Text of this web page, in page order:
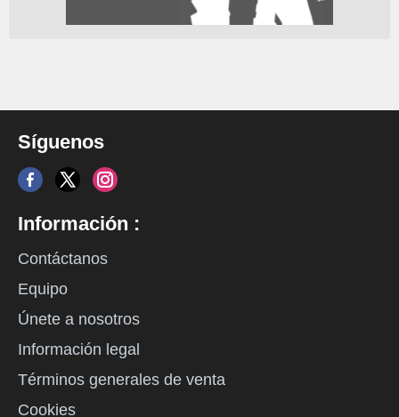
Síguenos
Información :
Contáctanos
Equipo
Únete a nosotros
Información legal
Términos generales de venta
Cookies